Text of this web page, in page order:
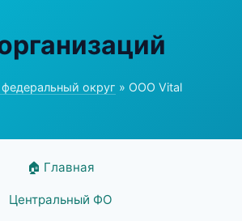
округ » ООО Vital
🏠 Главная
Центральный ФО